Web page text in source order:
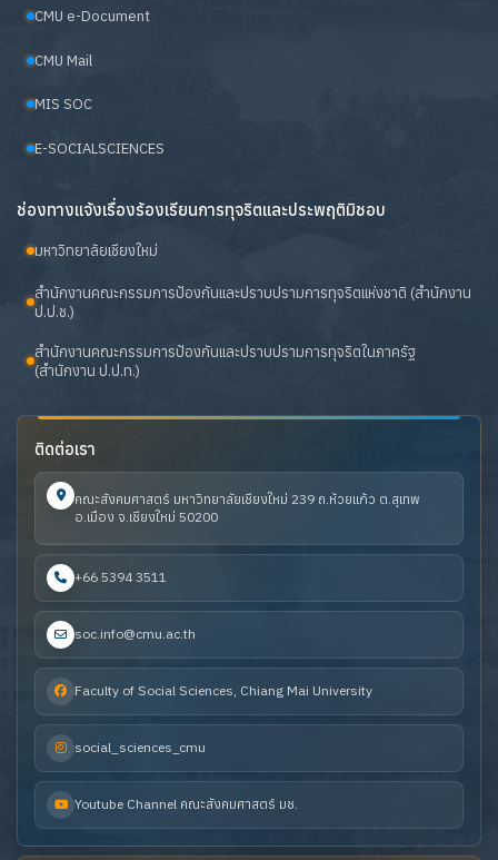
CMU e-Document
CMU Mail
MIS SOC
E-SOCIALSCIENCES
ช่องทางแจ้งเรื่องร้องเรียนการทุจริตและประพฤติมิชอบ
มหาวิทยาลัยเชียงใหม่
สำนักงานคณะกรรมการป้องกันและปราบปรามการทุจริตแห่งชาติ (สำนักงาน
ป.ป.ช.)
สำนักงานคณะกรรมการป้องกันและปราบปรามการทุจริตในภาครัฐ
(สำนักงาน ป.ป.ท.)
ติดต่อเรา
คณะสังคมศาสตร์ มหาวิทยาลัยเชียงใหม่ 239 ถ.ห้วยแก้ว ต.สุเทพ
อ.เมือง จ.เชียงใหม่ 50200
+66 5394 3511
soc.info@cmu.ac.th
Faculty of Social Sciences, Chiang Mai University
social_sciences_cmu
Youtube Channel คณะสังคมศาสตร์ มช.